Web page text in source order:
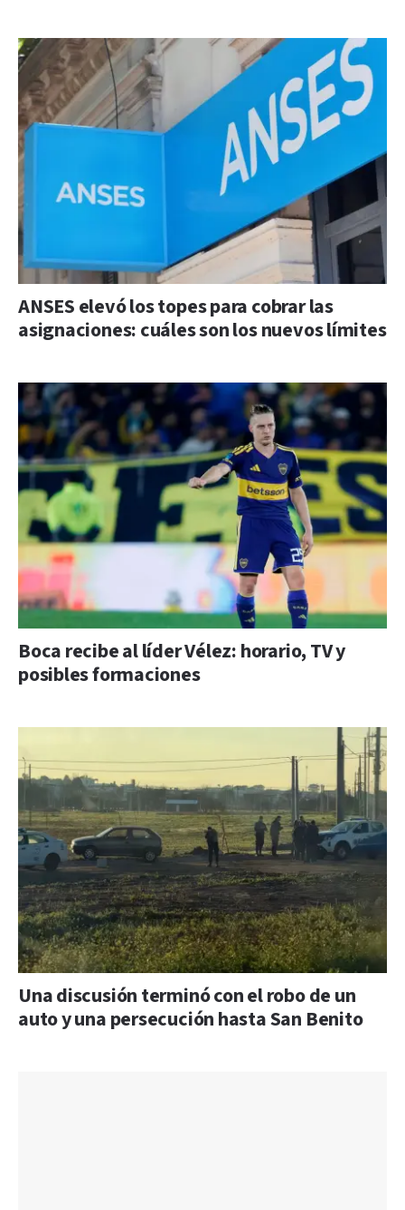
ANSES elevó los topes para cobrar las
asignaciones: cuáles son los nuevos límites
Boca recibe al líder Vélez: horario, TV y
posibles formaciones
Una discusión terminó con el robo de un
auto y una persecución hasta San Benito